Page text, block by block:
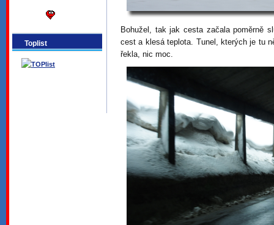
Toplist
Bohužel, tak jak cesta začala poměrně
cest a klesá teplota. Tunel, kterých je tu
řekla, nic moc.